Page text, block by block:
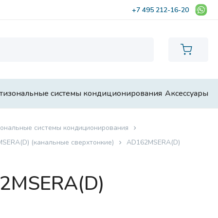
+7 495 212-16-20
системы кондиционирования Аксессуары
системы кондиционирования
(канальные сверхтонкие) AD162MSERA(D)